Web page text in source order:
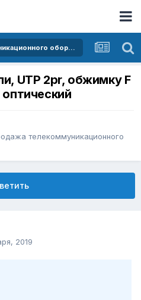
Покупка и продажа телекоммуникационного оборудования
UTP 2pr, обжимку F
телекоммуникационного
2019